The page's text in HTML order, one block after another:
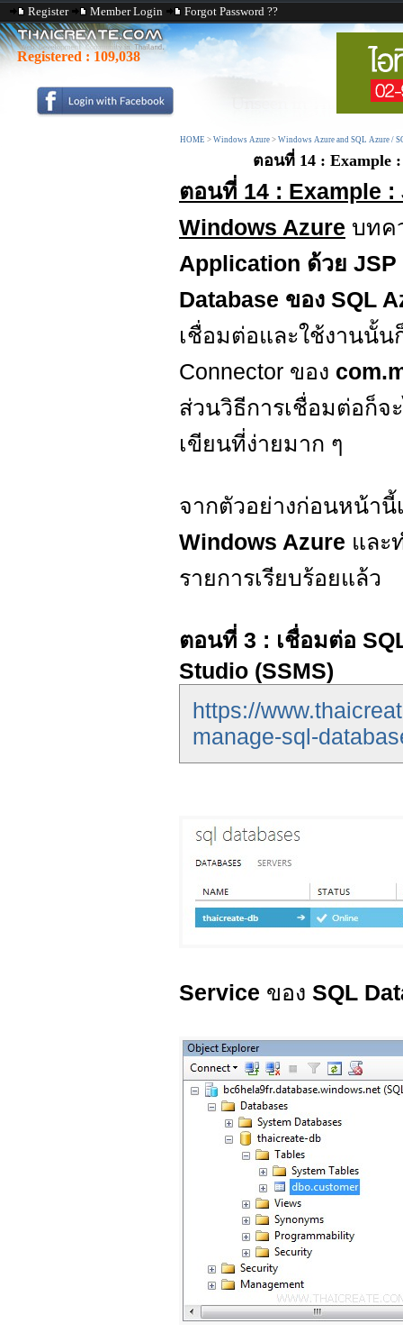
Register Member Login Forgot Password ??
Registered : 109,038
HOME > Windows Azure > Windows Azure and SQL Azure /
ตอนที่ 14 : Example
ตอนที่ 14 : Example :
Windows Azure บทค
Application ด้วย JSP
Database ของ SQL
เชื่อมต่อและใช้งานนั้
Connector ของ
ส่วนวิธีการเชื่อมต่อก็จ
เขียนที่ง่ายมาก ๆ
จากตัวอย่างก่อนหน้านี้
Windows Azure และ
รายการเรียบร้อยแล้ว
ตอนที่ 3 : เชื่อมต่อ
Studio (SSMS)
https://
manage-sql-
Service ของ SQL